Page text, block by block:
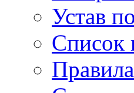
Устав
Список